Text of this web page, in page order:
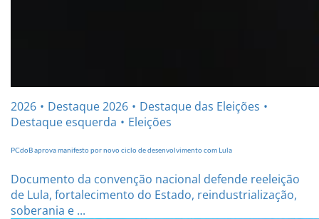
2026 Destaque 2026
Destaque das Eleições
Destaque esquerda
Eleições
PCdoB aprova manifesto por novo ciclo de desenvolvimento com Lula
Documento da convenção nacional defende reeleição
de Lula, fortalecimento do Estado, reindustrialização,
soberania e ...